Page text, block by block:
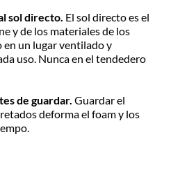
sol directo. El sol directo es el
y de los materiales de los
en un lugar ventilado y
uso. Nunca en el tendedero
de guardar. Guardar el
deforma el foam y los